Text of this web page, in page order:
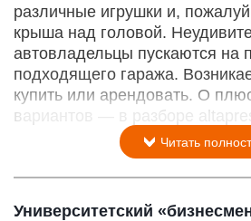
различные игрушки и,
крыша над головой.
автовладельцы пускаются на
подходящего гаража.
купить или арендовать. О
вариантов — в разборе
Читать
Университетский